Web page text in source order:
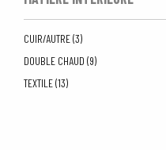
CUIR/AUTRE (3)
DOUBLE CHAUD (9)
TEXTILE (13)